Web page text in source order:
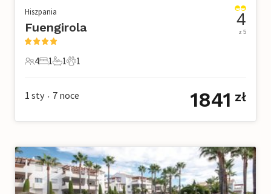
Hiszpania
Fuengirola
4 Goście
4
1 Sypialnia
1
1 Łazienka
1
1 Zwierzę domowe
1
4
z 5
1 sty • 7 noce 1841 zł